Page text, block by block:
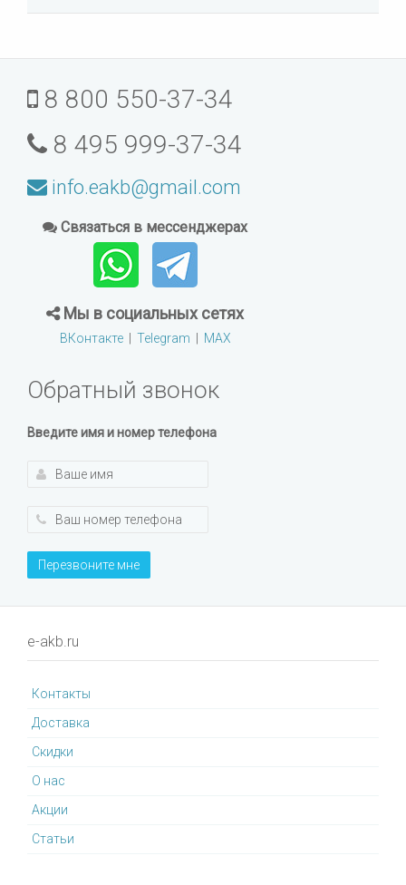
8 800 550-37-34
8 495 999-37-34
info.eakb@gmail.com
Связаться в мессенджерах
Мы в социальных сетях
ВКонтакте| Telegram | MAX
Обратный звонок
Введите имя и номер телефона
Перезвоните мне
e-akb.ru
Контакты
Доставка
Cкидки
О нас
Акции
Статьи